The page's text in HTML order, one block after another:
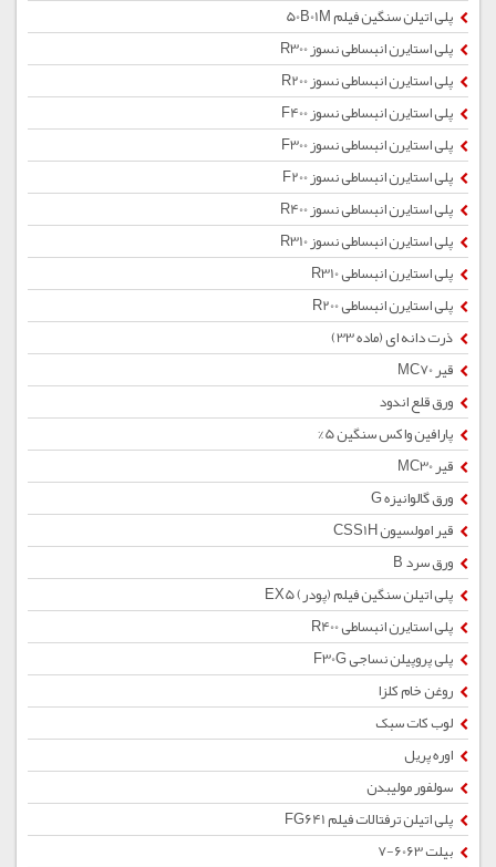
پلی اتیلن سنگین فیلم 50B01M
پلی استایرن انبساطی نسوز R300
پلی استایرن انبساطی نسوز R200
پلی استایرن انبساطی نسوز F400
پلی استایرن انبساطی نسوز F300
پلی استایرن انبساطی نسوز F200
پلی استایرن انبساطی نسوز R400
پلی استایرن انبساطی نسوز R310
پلی استایرن انبساطی R310
پلی استایرن انبساطی R200
ذرت دانه ای (ماده 33)
قیر MC70
ورق قلع اندود
پارافین واکس سنگین 5%
قیر MC30
ورق گالوانیزه G
قیر امولسیون CSS1H
ورق سرد B
پلی اتیلن سنگین فیلم (پودر) EX5
پلی استایرن انبساطی R400
پلی پروپیلن نساجی F30G
روغن خام کلزا
لوب کات سبک
اوره پریل
سولفور مولیبدن
پلی اتیلن ترفتالات فیلم FG641
بیلت 6063-7